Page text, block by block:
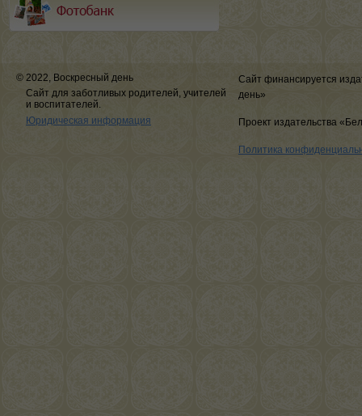
© 2022, Воскресный день
Сайт для заботливых родителей, учителей
и воспитателей.
Юридическая информация
Сайт финансируется
день»
Проект издательства
Политика